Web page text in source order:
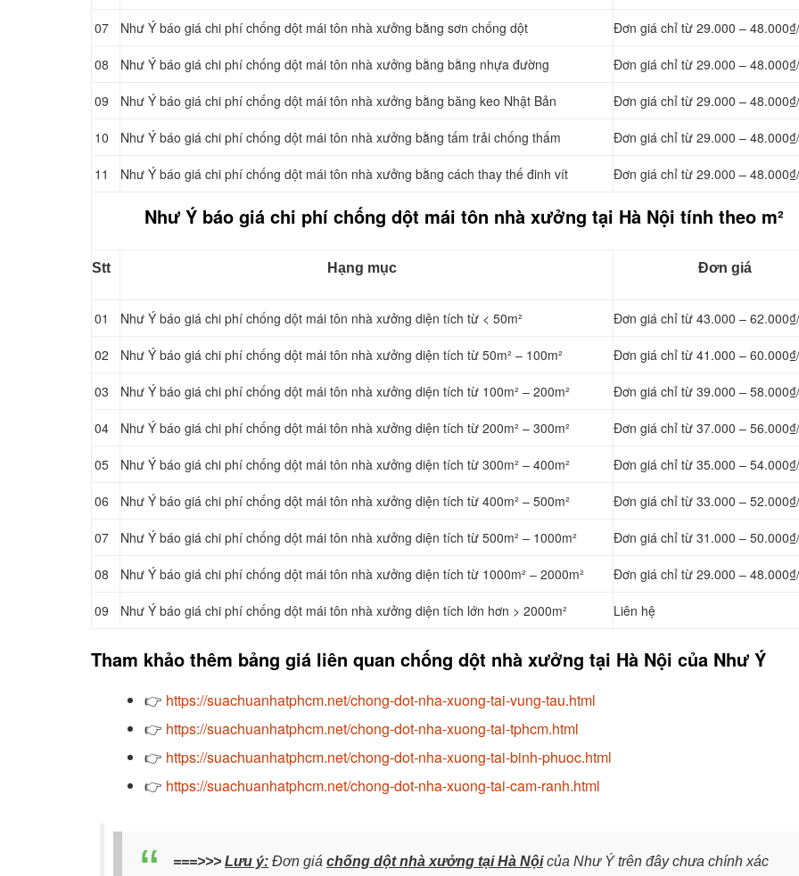
07 Như Ý báo giá chi phí chống dột mái tôn nhà xưởng bằng sơn chống dột Đơn giá chỉ từ 29.000 –
08 Như Ý báo giá chi phí chống dột mái tôn nhà xưởng bằng bằng nhựa đường Đơn giá chỉ từ 29.000 –
09 Như Ý báo giá chi phí chống dột mái tôn nhà xưởng bằng băng keo Nhật Bản Đơn giá chỉ từ 29.000 –
10 Như Ý báo giá chi phí chống dột mái tôn nhà xưởng bằng tấm trải chống thấm Đơn giá chỉ từ 29.000 –
11 Như Ý báo giá chi phí chống dột mái tôn nhà xưởng bằng cách thay thế đinh vít Đơn giá chỉ từ 29.000 –
Như Ý báo giá chi phí chống dột mái tôn nhà xưởng tại Hà Nội tính theo m²
Stt Hạng mục Đơn giá
01 Như Ý báo giá chi phí chống dột mái tôn nhà xưởng diện tích từ < 50m² Đơn giá chỉ từ 43.000 –
02 Như Ý báo giá chi phí chống dột mái tôn nhà xưởng diện tích từ 50m² – 100m² Đơn giá chỉ từ 41.000 –
03 Như Ý báo giá chi phí chống dột mái tôn nhà xưởng diện tích từ 100m² – 200m² Đơn giá chỉ từ 39.000 –
04 Như Ý báo giá chi phí chống dột mái tôn nhà xưởng diện tích từ 200m² – 300m² Đơn giá chỉ từ 37.000 –
05 Như Ý báo giá chi phí chống dột mái tôn nhà xưởng diện tích từ 300m² – 400m² Đơn giá chỉ từ 35.000 –
06 Như Ý báo giá chi phí chống dột mái tôn nhà xưởng diện tích từ 400m² – 500m² Đơn giá chỉ từ 33.000 –
07 Như Ý báo giá chi phí chống dột mái tôn nhà xưởng diện tích từ 500m² – 1000m² Đơn giá chỉ từ 31.000 –
08 Như Ý báo giá chi phí chống dột mái tôn nhà xưởng diện tích từ 1000m² – 2000m² Đơn giá chỉ từ 29.000 –
09 Như Ý báo giá chi phí chống dột mái tôn nhà xưởng diện tích lớn hơn > 2000m² Liên hệ
Tham khảo thêm bảng giá liên quan chống dột nhà xưởng tại Hà Nội của Như Ý
👉 https://suachuanhatphcm.net/chong-dot-nha-xuong-tai-vung-tau.html
👉 https://suachuanhatphcm.net/chong-dot-nha-xuong-tai-tphcm.html
👉 https://suachuanhatphcm.net/chong-dot-nha-xuong-tai-binh-phuoc.html
👉 https://suachuanhatphcm.net/chong-dot-nha-xuong-tai-cam-ranh.html
===>>> Lưu ý: Đơn giá chống dột nhà xưởng tại Hà Nộicủa Như Ý trên đây chưa chính xác